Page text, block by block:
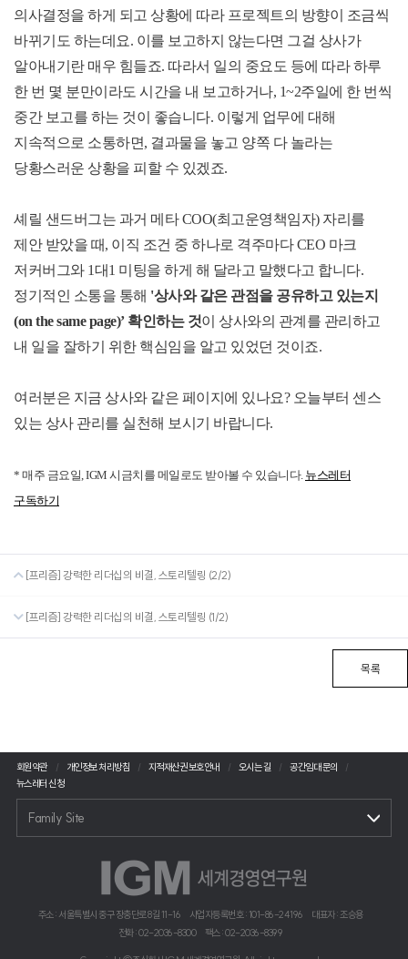
의사결정을 하게 되고 상황에 따라 프로젝트의 방향이 조금씩
바뀌기도 하는데요. 이를 보고하지 않는다면 그걸 상사가
알아내기란 매우 힘들죠. 따라서 일의 중요도 등에 따라 하루
한 번 몇 분만이라도 시간을 내 보고하거나, 1~2주일에 한 번씩
중간 보고를 하는 것이 좋습니다. 이렇게 업무에 대해
지속적으로 소통하면, 결과물을 놓고 양쪽 다 놀라는
당황스러운 상황을 피할 수 있겠죠.
셰릴 샌드버그는 과거 메타COO(최고운영책임자) 자리를
제안 받았을 때, 이직 조건 중 하나로 격주마다CEO 마크
저커버그와1대1 미팅을 하게 해 달라고 말했다고 합니다.
정기적인 소통을 통해 '상사와 같은 관점을 공유하고 있는지
(on the same page)’ 확인하는 것이 상사와의 관계를 관리하고
내 일을 잘하기 위한 핵심임을 알고 있었던 것이죠.
여러분은 지금 상사와 같은 페이지에 있나요? 오늘부터 센스
있는 상사 관리를 실천해 보시기 바랍니다.
* 매주 금요일 , IGM 시금치를 메일로도 받아볼 수 있습니다. 뉴스레터
구독하기
[프리즘] 강력한 리더십의 비결, 스토리텔링 (2/2)
[프리즘] 강력한 리더십의 비결, 스토리텔링 (1/2)
목록
회원약관 개인정보 처리방침 지적재산권 보호안내 오시는 길
공간임대 문의
뉴스레터 신청
Family Site
주소 : 서울특별시 중구 장충단로 8길 11-16 사업자등록번호 : 101-86-24196
대표자 : 조승용
전화 : 02-2036-8300
팩스 : 02-2036-8399